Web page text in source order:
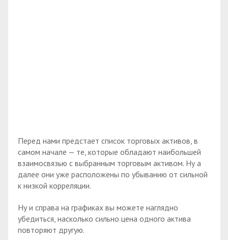
Перед нами предстает список торговых активов, в
самом начале — те, которые обладают наибольшей
взаимосвязью с выбранным торговым активом. Ну а
далее они уже расположены по убыванию от сильной
к низкой корреляции.
Ну и справа на графиках вы можете наглядно
убедиться, насколько сильно цена одного актива
повторяют другую.